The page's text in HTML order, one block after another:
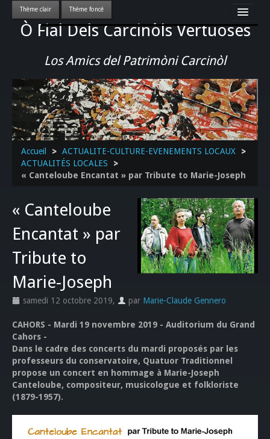
Ò Fial Dels Carcinòls Vertuoses
Los Amics del Patrimòni Carcinòl
Accueil
LES QUERCYNOIS & LEUR CULTURE
PATRIMOINE
GASTRONOMIE
ACTUALITE-CULTURE-EVENEMENTS LOCAUX
>>
Accueil > ACTUALITE-CULTURE-EVENEMENTS LOCAUX
>
ACTUALITÉS LOCALES
>
« Canteloube Encantat » par Tribute to Marie-Joseph
« Canteloube
Encantat » par
Tribute to
Marie-Joseph
samedi 12 octobre 2019, par Marie-Claude Gennero
CAHORS - Mardi 19 novembre 2019 - Auditorium du Grand
Cahors -
Dans le cadre des concerts du mardi proposés par les
professeurs du conservatoire, Quatuor Traditionnel
propose un concert en hommage à Marie-Joseph
Canteloube, compositeur, musicologue et folkloriste
(1879-1957).